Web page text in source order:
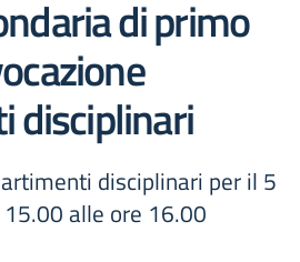
di primo
disciplinari
disciplinari per il 5
alle ore 16.00